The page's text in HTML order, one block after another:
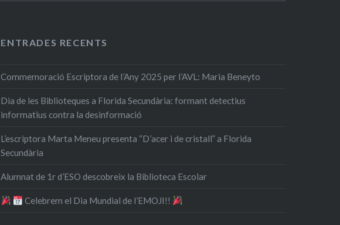
ENTRADES RECENTS
Commemoració Escriptora de l’Any 2025 per l’AVL: Maria Beneyto
Dia de les Biblioteques a Florida Secundària: formant detectius
informatius contra la desinformació
L’escriptora Marta Meneu presenta “D’acer i de cristall” a Florida
Secundària
Alumnat de 1r d’ESO descobreix la Biblioteca Escolar
​ Celebrem el Dia Mundial de l’EMOJI!!